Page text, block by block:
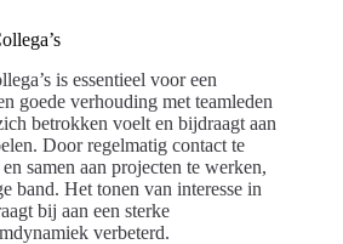
is essentieel voor een
goede verhouding met teamleden
betrokken voelt en bijdraagt aan
Door regelmatig contact te
samen aan projecten te werken,
band. Het tonen van interesse in
bij aan een sterke
verbeterd.